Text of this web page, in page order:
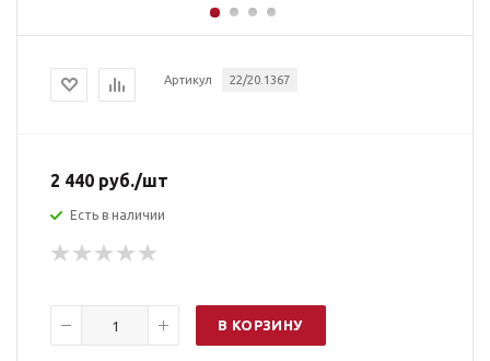
Артикул 22/20.1367
2 440 руб./шт
Есть в наличии
В КОРЗИНУ